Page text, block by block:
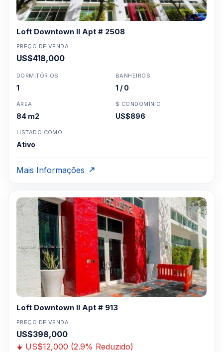
Loft Downtown II Apt # 2508
PREÇO DE VENDA
US$418,000
DORMITÓRIOS
1
BANHEIROS
1 / 0
ÁREA
84 m2
$ CONDOMÍNIO
US$896
LISTADO COMO
Ativo
Mais Informações
Loft Downtown II Apt # 913
PREÇO DE VENDA
US$398,000
US$12,000 (2.9% Reduzido)